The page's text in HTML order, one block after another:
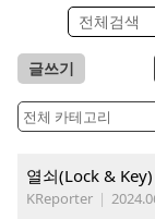
글쓰기
열쇠(Lock &
KReporter |